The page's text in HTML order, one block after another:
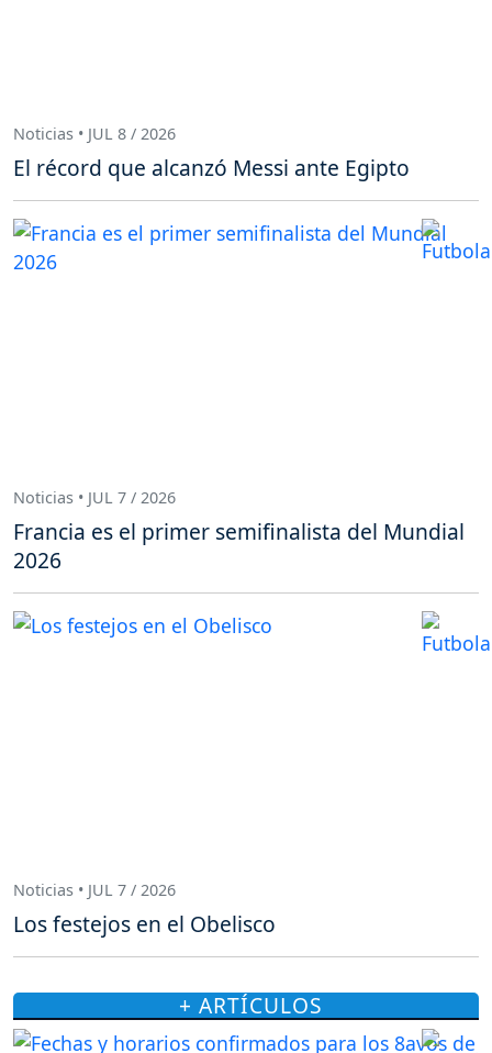
Noticias • JUL 8 / 2026
El récord que alcanzó Messi ante Egipto
Noticias • JUL 7 / 2026
Francia es el primer semifinalista del Mundial
2026
Noticias • JUL 7 / 2026
Los festejos en el Obelisco
+ ARTÍCULOS